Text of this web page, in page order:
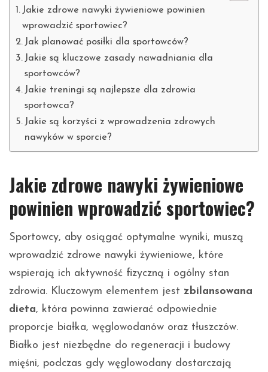
Jakie zdrowe nawyki żywieniowe powinien
wprowadzić sportowiec?
Jak planować posiłki dla sportowców?
Jakie są kluczowe zasady nawadniania dla
sportowców?
Jakie treningi są najlepsze dla zdrowia
sportowca?
Jakie są korzyści z wprowadzenia zdrowych
nawyków w sporcie?
Jakie zdrowe nawyki żywieniowe
powinien wprowadzić sportowiec?
Sportowcy, aby osiągać optymalne wyniki, muszą
wprowadzić zdrowe nawyki żywieniowe, które
wspierają ich aktywność fizyczną i ogólny stan
zdrowia. Kluczowym elementem jest zbilansowana
dieta, która powinna zawierać odpowiednie
proporcje białka, węglowodanów oraz tłuszczów.
Białko jest niezbędne do regeneracji i budowy
mięśni, podczas gdy węglowodany dostarczają